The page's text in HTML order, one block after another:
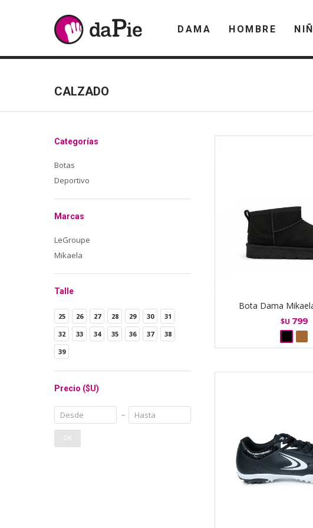
DAMA HOMBRE
CALZADO
Bota Dama
$U 799
Categorías
Botas
Deportivo
Marcas
LeGroupe
Mikaela
Talle
25 26 27 28 29 30
31
32
33 34 35 36 37
38
39
Precio ($U)
OK